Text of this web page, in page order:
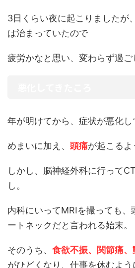
3日くらい夜に起こりましたが
は治まっていたので
疲労かなと思い、変わらず過ご
年が明けてから、症状が悪化し
めまいに加え、 頭痛が起こるよ
しかし、脳神経外科に行って
し。
内科にいってMRIを撮っても、
ートネックだと言われる始末。
そのうち、 食欲不振、関節痛
がひどくなり、仕事を休むよう